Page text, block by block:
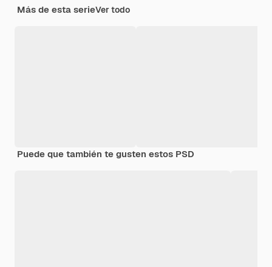
Más de esta serieVer todo
Puede que también te gusten estos PSD